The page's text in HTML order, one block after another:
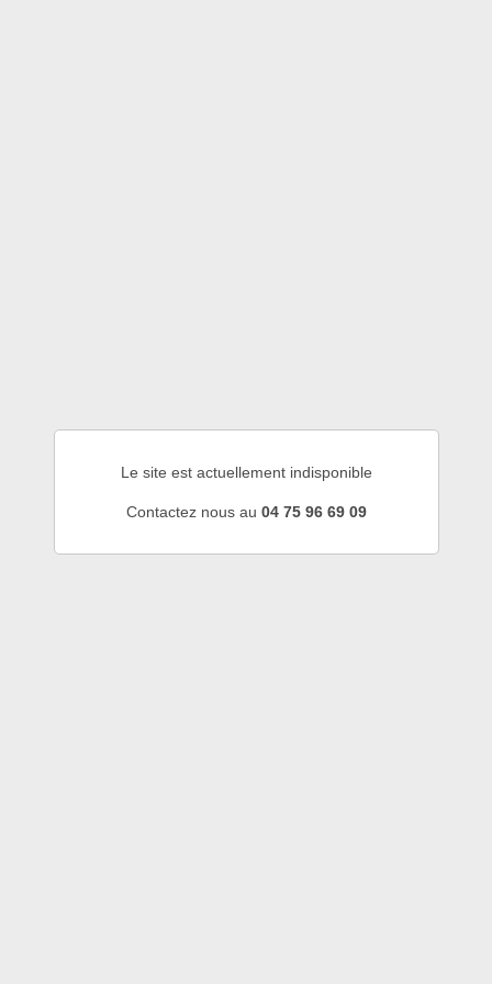
Le site est actuellement indisponible
Contactez nous au 04 75 96 69 09